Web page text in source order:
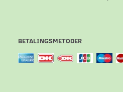
BETALINGSMETODER